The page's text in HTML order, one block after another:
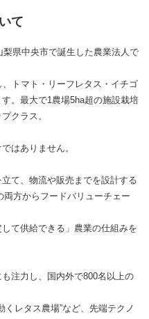
て
県中央市で誕生した農業法人で
トマト・リーフレタス・イチゴ
。最大で1農場5ha超の施設栽培
クラス。
はありません。
て、物流や販売までを設計する
両方からフードバリューチェー
て供給できる」農業の仕組みを
注力し、国内外で800名以上の
くレタス農場”など、先端テクノ